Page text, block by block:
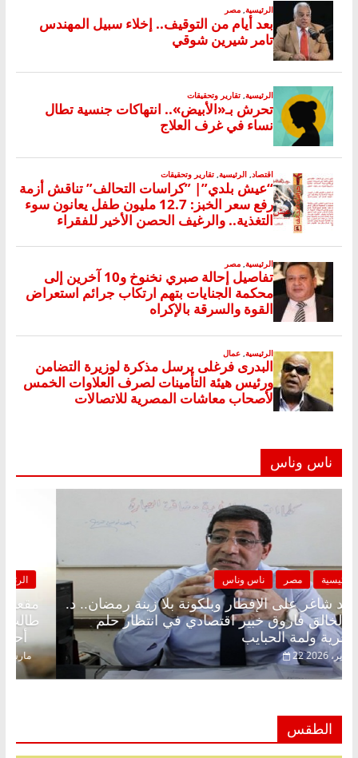
ناس وناس
الرئيسية مصر ناس وناس
مقعد شاغر على الإفطار وبلكونة بلا زينة رمضان.. د.
عبدالخالق فاروق خبير اقتصادي في انتظار حلم
الحرية ولمة الحبايب
22 فبراير، 2026
الطقس